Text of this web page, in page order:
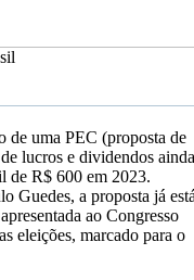
de uma PEC (proposta de
lucros e dividendos ainda
de R$ 600 em 2023.
Guedes, a proposta já
ao Congresso
eleições, marcado para o